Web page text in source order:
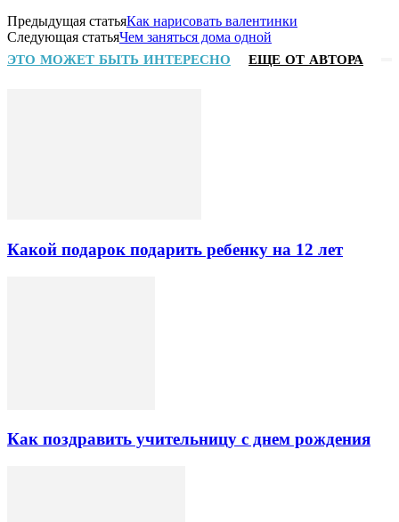
Предыдущая статьяКак нарисовать валентинки
Следующая статьяЧем заняться дома одной
ЭТО МОЖЕТ БЫТЬ ИНТЕРЕСНО ЕЩЕ ОТ АВТОРА
Какой подарок подарить ребенку на 12 лет
Как поздравить учительницу с днем рождения